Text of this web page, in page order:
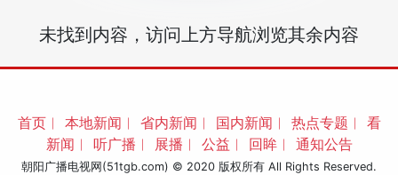
未找到内容，访问上方导航浏览其余内容
首页︱ 本地新闻 ︱ 省内新闻 ︱ 国内新闻 ︱ 热点专题 ︱ 看
新闻 ︱ 听广播 ︱ 展播 ︱ 公益 ︱ 回眸︱ 通知公告
朝阳广播电视网(51tgb.com) © 2020 版权所有 All Rights Reserved.